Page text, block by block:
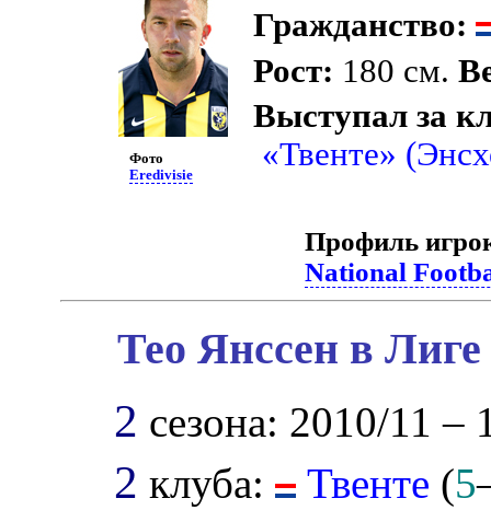
Фото
Eredivisie
Гражданство:
Рост: 180 см.
Выступал за
«Твенте»
Профиль
National
Тео Янссен в
2 сезона: 2010/11 –
2 клуба: Твенте (5